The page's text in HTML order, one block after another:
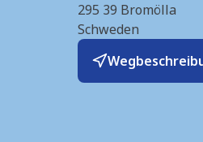
295 39 Bromölla
Schweden